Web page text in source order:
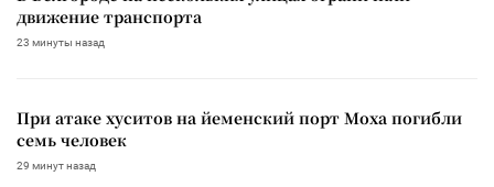
движение транспорта
23 минуты назад
При атаке хуситов на йеменский порт Моха погибли
семь человек
29 минут назад